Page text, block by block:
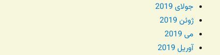
جولای 2019
ژوئن 2019
می 2019
آوریل 2019